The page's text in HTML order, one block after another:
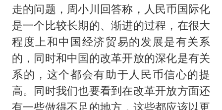
走的问题，周小川回答称，人民币国际化
是一个比较长期的、渐进的过程，在很大
程度上和中国经济贸易的发展是有关系
的，同时和中国的改革开放的深化是有关
系的，这个都会有助于人民币信心的提
高。同时我们也要看到在改革开放方面还
有一些做得不足的地方，这些都应该以更